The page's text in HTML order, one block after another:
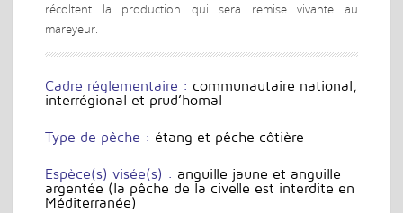
récoltent la production qui sera remise vivante au
mareyeur.
Cadre réglementaire : communautaire national,
interrégional et prud’homal
Type de pêche : étang et pêche côtière
Espèce(s) visée(s) : anguille jaune et anguille
argentée (la pêche de la civelle est interdite en
Méditerranée)